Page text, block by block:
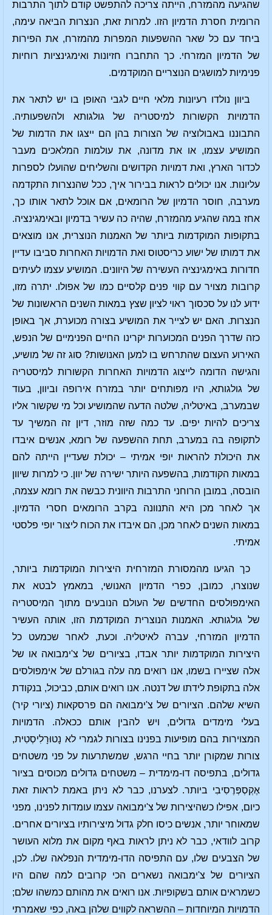
שהגיעה מהמזרח, הייתה צריכה להתפשט קודם לתוך התרבות
הרומית חסרת הדמיון הזו. למרות זאת, הנצרות הביאה עימה,
ביחד עם כל שאר ההשפעות המפרות מהמזרח, את הפירות
של הדמיון המזרחי. כך התחברו חזיונות ואימגינציות רוחיות
פנימיות למושגים הנוצריים המוקדמים.
ביוון נולדו רעיונות מלאי חיים לגבי האופן בו יש לתאר את
הדמויות הקשורות למיסטריה של גולגותא ולהשפעותיה.
התבוננו באבולוציה של הצורות בהן הם ייצגו את הדמות של
המושיע עצמו, או את מדונה, את עולמות המלאכים מעבר
לכדור הארץ, ואת דמויות הקדושים והשליחים שהועלו לספרות
עליונות. אנו יכולים לראות בבירור איך, ככל שהנצרות התקדמה
מערבה, חוסר הדמיון של הרומאים, אם אוכל לתאר אותו כך,
אחז במה שהגיע מהמזרח, שהיה כה עשיר בדמיון ובאימגינציה.
בתקופות המוקדמות ביותר של האמנות הנוצרית, אנו מוצאים
את דמותו של ישוע כריסטוס ואת הדמויות האחרות סביבו עדיין
חדורות באימגינציה העשירה של היוונים. המושיע עצמו לעיתים
קרובות מצויר עם קווי פנים קלסיים כמו של אפולו. יתרה מזו,
ידוע לנו על סכסוך ראוי לציון שצץ במאות השנים הראשונות של
הנצרות. האם יש לצייר את המושיע בצורה מכוערת, אך באופן
כזה שדרך הפנים המכוערות יקרינו החיים הפנימיים של הנפש,
האירוע העצום שהתרחש בו למען האנושות? סוג זה של מושיע,
והגישה הדומה לייצוג הדמויות האחרות הקשורות למיסטריה
של גולגותא, היו מפותחים יותר במזרח אירופה וביוון, בעוד
שבמערב, באיטליה, שלטה הדעה שהמושיע וכל מי שקשור אליו
צריכים להיות יפים. עד כמה שזה מוזר, דיון זה המשיך עד
לתקופה בה במערב, תחת ההשפעה של רומא, אנשים איבדו
את היכולת להראות יופי אמיתי – יכולת שעדיין הייתה להם
במאות הקודמות, בהשפעה היותר ישירה של יוון. כי למרות שיוון
הובסה, במובן הרוחני התרבות היוונית כבשה את רומא עצמה,
אך לאחר מכן היא התנוונה בקרב הרומאים חסרי הדמיון.
במאות השנים לאחר מכן, הם איבדו את הכוח ליצור יופי פלסטי
אמיתי.
כך הגיעו מהמסורת המזרחית היצירות המוקדמות ביותר,
שנוצרו, כמובן, כפרי הדמיון האנושי, במאמץ לבטא את
האימפולסים החדשים של העולם הנובעים מתוך המיסטריה
של גולגותא. האמנות הנוצרית המוקדמת הזו, אותה העשיר
הדמיון המזרחי, עברה לאיטליה. וכעת, לאחר שכמעט כל
היצירות המוקדמות יותר אבדו, בציורים של צ'ימבואה או של
אלה שציירו בשמו, אנו רואים מה עלה בגורלם של אימפולסים
אלה בתקופת לידתו של דנטה. אנו רואים אותם, כביכול, בנקודת
השיא שלהם. הציורים של צ'ימבואה הם פרסקאות (ציורי קיר)
בעלי מימדים גדולים, ויש להבין אותם ככאלה. הדמויות
המצוירות בהם מופיעות בפנינו בצורות לגמרי לא נָטוּרָלִיסְטִית,
צורות שמקורן יותר בחיי הרגש, שמשתרעות על פני משטחים
גדולים, בתפיסה דו-מימדית – משטחים גדולים מכוסים בציור
אֶקְסְפְּרֶסִיבִי ביותר. לצערנו, כבר לא ניתן באמת לראות זאת
כיום, אפילו כשהיצירות של צ'ימבואה עצמו עומדות לפנינו, מפני
שמאוחר יותר, אנשים כיסו חלק גדול מיצירותיו בציורים אחרים.
קרוב לוודאי, כבר לא ניתן לראות באף מקום את מלוא העושר
של הצבעים שלו, עם התפיסה הדו-מימדית הנפלאה שלו. לכן,
הציורים של צ'ימבואה נשארים הכי קרובים למה שהם היו
כשמראים אותם בשקופיות. אנו רואים את מהותם כמשהו שלם;
הדמויות המיוחדות – ההשראה לקווים שלהן באה, כפי שאמרתי